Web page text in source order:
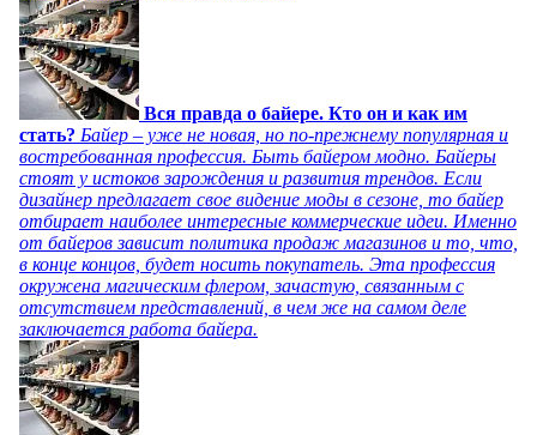
Вся правда о байере. Кто он и как им
стать? Байер – уже не новая, но по-прежнему популярная и
востребованная профессия. Быть байером модно. Байеры
стоят у истоков зарождения и развития трендов. Если
дизайнер предлагает свое видение моды в сезоне, то байер
отбирает наиболее интересные коммерческие идеи. Именно
от байеров зависит политика продаж магазинов и то, что,
в конце концов, будет носить покупатель. Эта профессия
окружена магическим флером, зачастую, связанным с
отсутствием представлений, в чем же на самом деле
заключается работа байера.